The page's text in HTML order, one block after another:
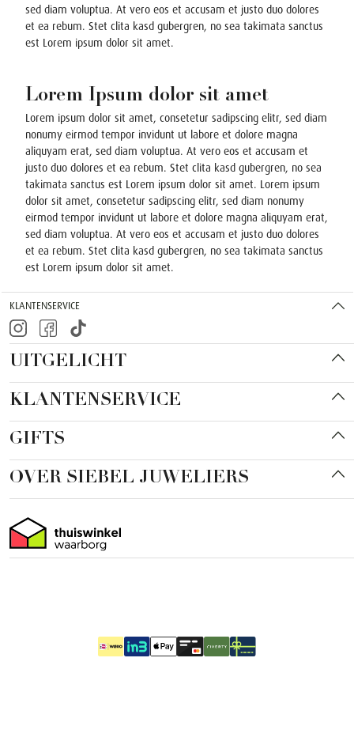
sed diam voluptua. At vero eos et accusam et justo duo dolores
et ea rebum. Stet clita kasd gubergren, no sea takimata sanctus
est Lorem ipsum dolor sit amet.
Lorem Ipsum dolor sit amet
Lorem ipsum dolor sit amet, consetetur sadipscing elitr, sed diam
nonumy eirmod tempor invidunt ut labore et dolore magna
aliquyam erat, sed diam voluptua. At vero eos et accusam et
justo duo dolores et ea rebum. Stet clita kasd gubergren, no sea
takimata sanctus est Lorem ipsum dolor sit amet. Lorem ipsum
dolor sit amet, consetetur sadipscing elitr, sed diam nonumy
eirmod tempor invidunt ut labore et dolore magna aliquyam erat,
sed diam voluptua. At vero eos et accusam et justo duo dolores
et ea rebum. Stet clita kasd gubergren, no sea takimata sanctus
est Lorem ipsum dolor sit amet.
KLANTENSERVICE
UITGELICHT
KLANTENSERVICE
GIFTS
OVER SIEBEL JUWELIERS